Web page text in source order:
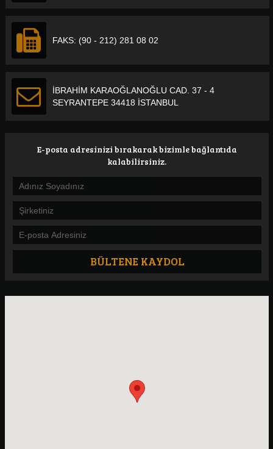
FAKS: (90 - 212) 281 08 02
İBRAHİM KARAOĞLANOĞLU CAD. 37 - 4
SEYRANTEPE 34418 İSTANBUL
E-posta adresinizi bırakarak bizimle bağlantıda
kalabilirsiniz.